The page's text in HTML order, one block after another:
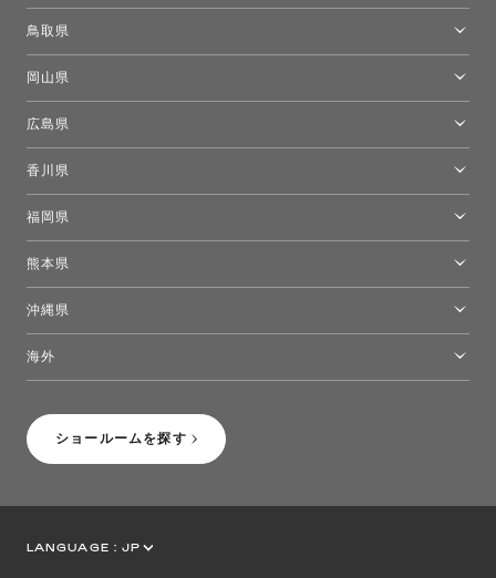
ショールームを探す
鳥取県
岡山県
広島県
香川県
福岡県
熊本県
沖縄県
海外
LANGUAGE : JP